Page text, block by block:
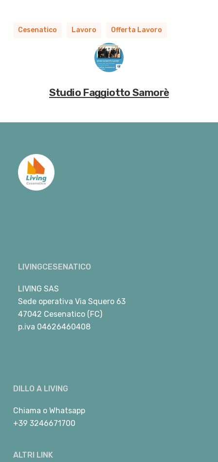
Cesenatico Lavoro Offerta Lavoro
Studio Faggiotto Samorè
LIVINGCESENATICO
LIVING SAS
Sede operativa Via Squero 63
47042 Cesenatico (FC)
p.iva 04626460408
DILLO A LIVING
Chiama o Whatsapp
+39 3246671700
ALTRI LINK